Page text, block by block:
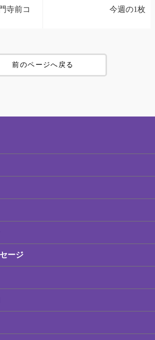
寺前コ
今週の1枚
前のページへ戻る
ージ